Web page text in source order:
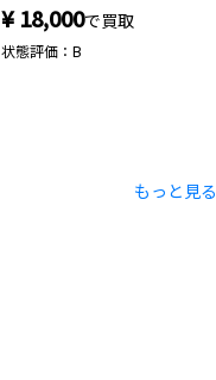
¥ 18,000で買取
状態評価：B
もっと見る